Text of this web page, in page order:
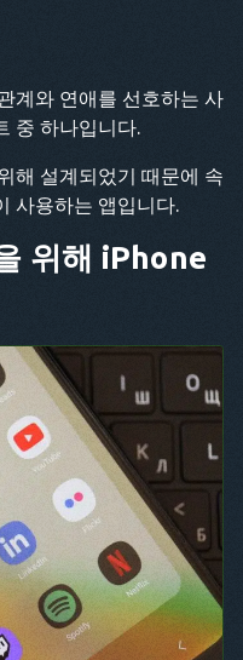
계와 연애를 선호하는 사
중 하나입니다.
해 설계되었기 때문에 속
사용하는 앱입니다.
위해 iPhone